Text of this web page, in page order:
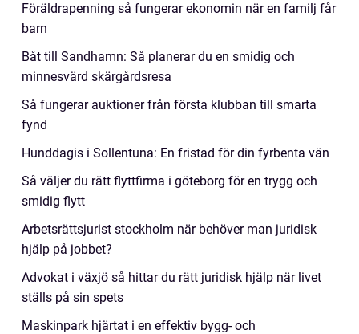
Föräldrapenning så fungerar ekonomin när en familj får
barn
Båt till Sandhamn: Så planerar du en smidig och
minnesvärd skärgårdsresa
Så fungerar auktioner från första klubban till smarta
fynd
Hunddagis i Sollentuna: En fristad för din fyrbenta vän
Så väljer du rätt flyttfirma i göteborg för en trygg och
smidig flytt
Arbetsrättsjurist stockholm när behöver man juridisk
hjälp på jobbet?
Advokat i växjö så hittar du rätt juridisk hjälp när livet
ställs på sin spets
Maskinpark hjärtat i en effektiv bygg- och